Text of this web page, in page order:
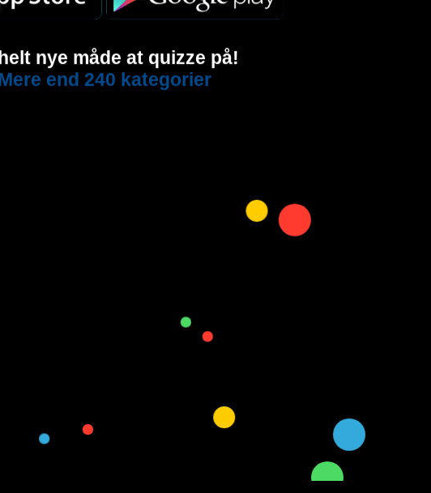
nye måde at quizze på!
end 240 kategorier